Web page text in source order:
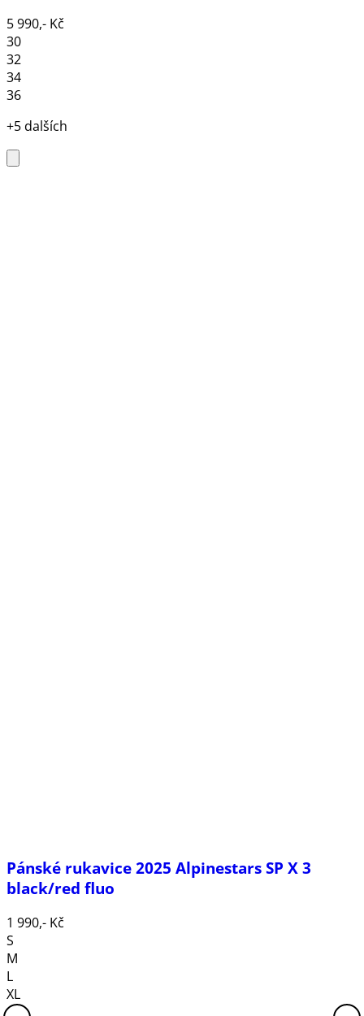
5 990,- Kč
30
32
34
36
+5 dalších
Pánské rukavice 2025 Alpinestars SP X 3
black/red fluo
1 990,- Kč
S
M
L
XL